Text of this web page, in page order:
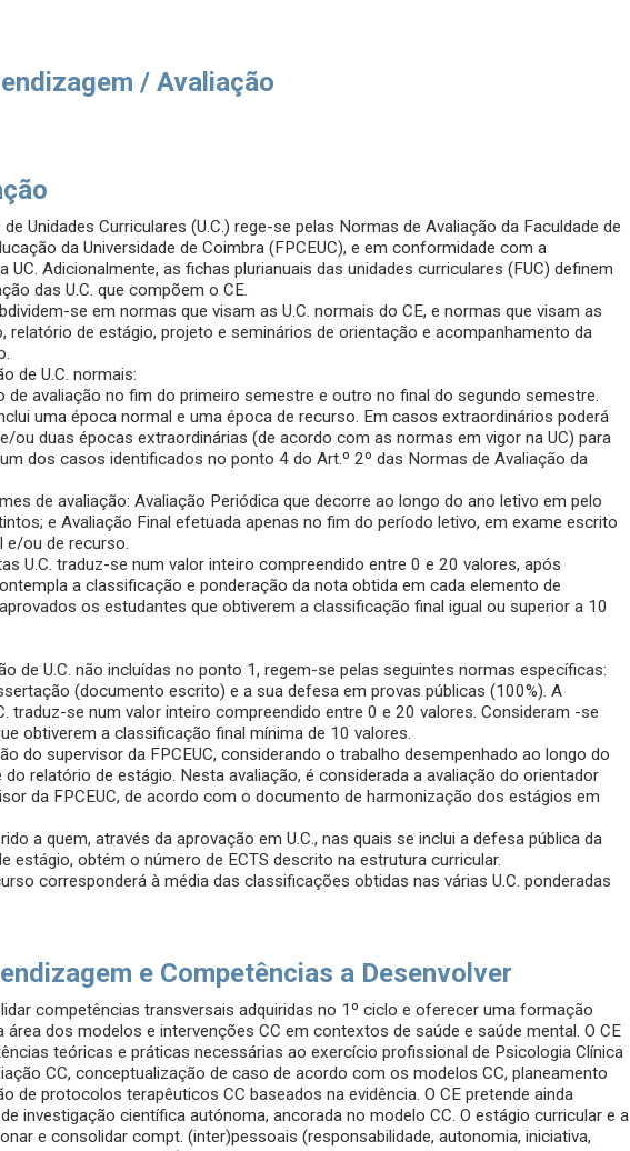
/ Avaliação
Unidades Curriculares (U.C.) rege-se pelas Normas de Avaliação da Faculdade de
da Universidade de Coimbra (FPCEUC), e em conformidade com a
UC. Adicionalmente, as fichas plurianuais das unidades curriculares (FUC) definem
das U.C. que compõem o CE.
se em normas que visam as U.C. normais do CE, e normas que visam as
relatório de estágio, projeto e seminários de orientação e acompanhamento da
de U.C. normais:
de avaliação no fim do primeiro semestre e outro no final do segundo semestre.
uma época normal e uma época de recurso. Em casos extraordinários poderá
ou duas épocas extraordinárias (de acordo com as normas em vigor na UC) para
dos casos identificados no ponto 4 do Art.º 2º das Normas de Avaliação da
de avaliação: Avaliação Periódica que decorre ao longo do ano letivo em pelo
e Avaliação Final efetuada apenas no fim do período letivo, em exame escrito
e/ou de recurso.
U.C. traduz-se num valor inteiro compreendido entre 0 e 20 valores, após
a classificação e ponderação da nota obtida em cada elemento de
os estudantes que obtiverem a classificação final igual ou superior a 10
de U.C. não incluídas no ponto 1, regem-se pelas seguintes normas específicas:
(documento escrito) e a sua defesa em provas públicas (100%). A
traduz-se num valor inteiro compreendido entre 0 e 20 valores. Consideram -se
obtiverem a classificação final mínima de 10 valores.
do supervisor da FPCEUC, considerando o trabalho desempenhado ao longo do
relatório de estágio. Nesta avaliação, é considerada a avaliação do orientador
da FPCEUC, de acordo com o documento de harmonização dos estágios em
a quem, através da aprovação em U.C., nas quais se inclui a defesa pública da
estágio, obtém o número de ECTS descrito na estrutura curricular.
corresponderá à média das classificações obtidas nas várias U.C. ponderadas
e Competências a Desenvolver
competências transversais adquiridas no 1º ciclo e oferecer uma formação
área dos modelos e intervenções CC em contextos de saúde e saúde mental. O CE
teóricas e práticas necessárias ao exercício profissional de Psicologia Clínica
CC, conceptualização de caso de acordo com os modelos CC, planeamento
de protocolos terapêuticos CC baseados na evidência. O CE pretende ainda
investigação científica autónoma, ancorada no modelo CC. O estágio curricular e a
e consolidar compt. (inter)pessoais (responsabilidade, autonomia, iniciativa,